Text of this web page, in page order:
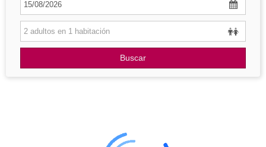
Islas
Hoteles
Buscar